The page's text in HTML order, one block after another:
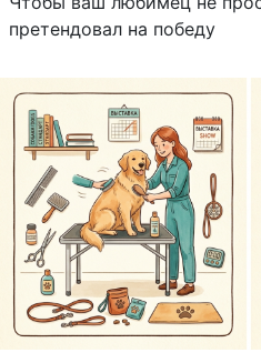
претендовал на победу